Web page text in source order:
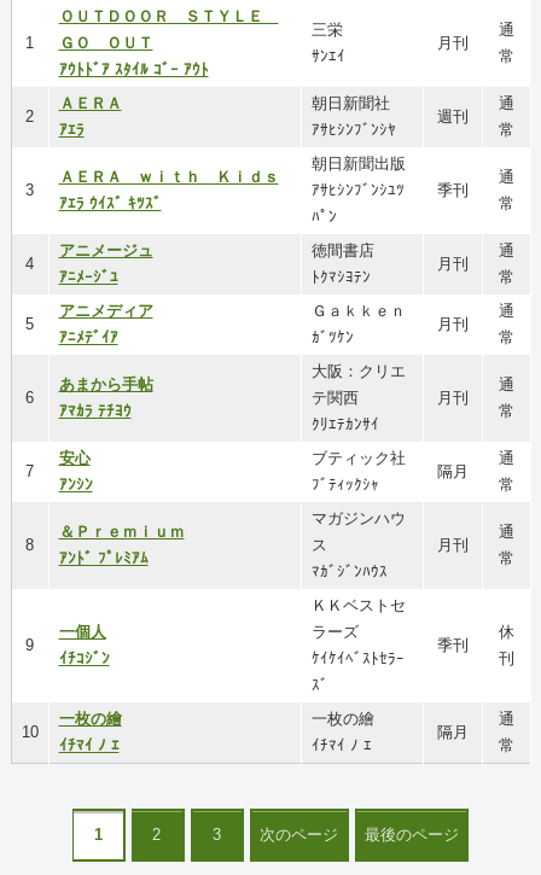
1
ＯＵＴＤＯＯＲ ＳＴＹＬＥ
ＧＯ ＯＵＴ
ｱｳﾄﾄﾞｱ ｽﾀｲﾙ ｺﾞｰ ｱｳﾄ
三栄
ｻﾝｴｲ
月刊
通
常
2
ＡＥＲＡ
ｱｴﾗ
朝日新聞社
ｱｻﾋｼﾝﾌﾞﾝｼﾔ
週刊
通
常
3
ＡＥＲＡ ｗｉｔｈ Ｋｉｄｓ
ｱｴﾗ ｳｲｽﾞ ｷﾂｽﾞ
朝日新聞出版
ｱｻﾋｼﾝﾌﾞﾝｼﾕﾂ
ﾊﾟﾝ
季刊
通
常
4
アニメージュ
ｱﾆﾒｰｼﾞﾕ
徳間書店
ﾄｸﾏｼﾖﾃﾝ
月刊
通
常
5
アニメディア
ｱﾆﾒﾃﾞｲｱ
Ｇａｋｋｅｎ
ｶﾞﾂｹﾝ
月刊
通
常
6
あまから手帖
ｱﾏｶﾗ ﾃﾁﾖｳ
大阪：クリエ
テ関西
ｸﾘｴﾃｶﾝｻｲ
月刊
通
常
7
安心
ｱﾝｼﾝ
ブティック社
ﾌﾞﾃｨｯｸｼｬ
隔月
通
常
8
＆Ｐｒｅｍｉｕｍ
ｱﾝﾄﾞ ﾌﾟﾚﾐｱﾑ
マガジンハウ
ス
ﾏｶﾞｼﾞﾝﾊｳｽ
月刊
通
常
9
一個人
ｲﾁｺｼﾞﾝ
ＫＫベストセ
ラーズ
ｹｲｹｲﾍﾞｽﾄｾﾗｰ
ｽﾞ
季刊
休
刊
10
一枚の繪
ｲﾁﾏｲ ﾉ ｴ
一枚の繪
ｲﾁﾏｲ ﾉ ｴ
隔月
通
常
1 2 3 次のページ 最後のページ